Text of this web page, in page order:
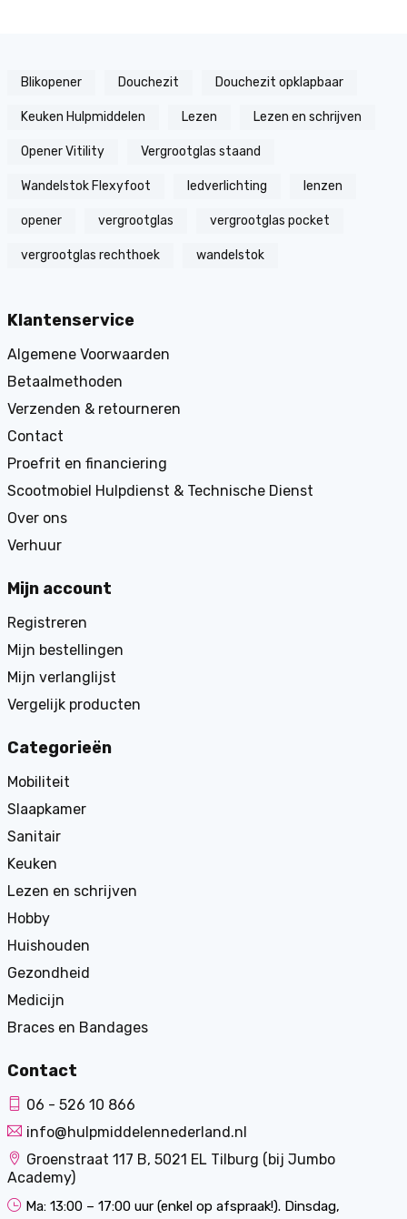
Blikopener Douchezit Douchezit opklapbaar
Keuken Hulpmiddelen Lezen Lezen en schrijven
Opener Vitility Vergrootglas staand
Wandelstok Flexyfoot ledverlichting lenzen
opener vergrootglas vergrootglas pocket
vergrootglas rechthoek wandelstok
Klantenservice
Algemene Voorwaarden
Betaalmethoden
Verzenden & retourneren
Contact
Proefrit en financiering
Scootmobiel Hulpdienst & Technische Dienst
Over ons
Verhuur
Mijn account
Registreren
Mijn bestellingen
Mijn verlanglijst
Vergelijk producten
Categorieën
Mobiliteit
Slaapkamer
Sanitair
Keuken
Lezen en schrijven
Hobby
Huishouden
Gezondheid
Medicijn
Braces en Bandages
Contact
06 - 526 10 866
info@hulpmiddelennederland.nl
Groenstraat 117 B, 5021 EL Tilburg (bij Jumbo
Academy)
Ma: 13:00 – 17:00 uur (enkel op afspraak!). Dinsdag,